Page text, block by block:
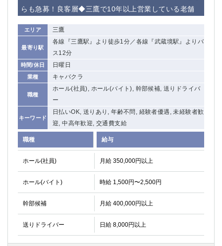
らも急募！良客層◆三鷹で10年以上営業している老舗
エリア 三鷹
最寄り駅
各線『三鷹駅』より徒歩1分／各線『武蔵境駅』よりバ
ス12分
時間/休日 日曜日
業種 キャバクラ
職種
ホール(社員), ホール(バイト), 幹部候補, 送りドライバ
ー
キーワード
日払いOK, 送りあり, 年齢不問, 経験者優遇, 未経験者歓
迎, 中高年歓迎, 交通費支給
職種 給与
ホール(社員) 月給 350,000円以上
ホール(バイト) 時給 1,500円〜2,500円
幹部候補 月給 400,000円以上
送りドライバー 日給 8,000円以上